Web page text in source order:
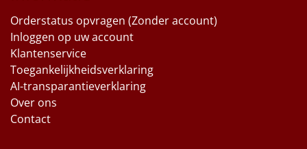
Orderstatus opvragen (Zonder account)
Inloggen op uw account
Klantenservice
Toegankelijkheidsverklaring
AI-transparantieverklaring
Over ons
Contact